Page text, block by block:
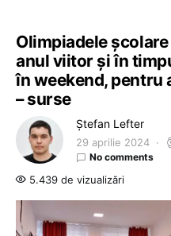
Olimpiadele
anul viitor și în
în weekend, pentru
– surse
Ștefan Lefter
29 aprilie 2024
No comments
5.439 de vizualizări